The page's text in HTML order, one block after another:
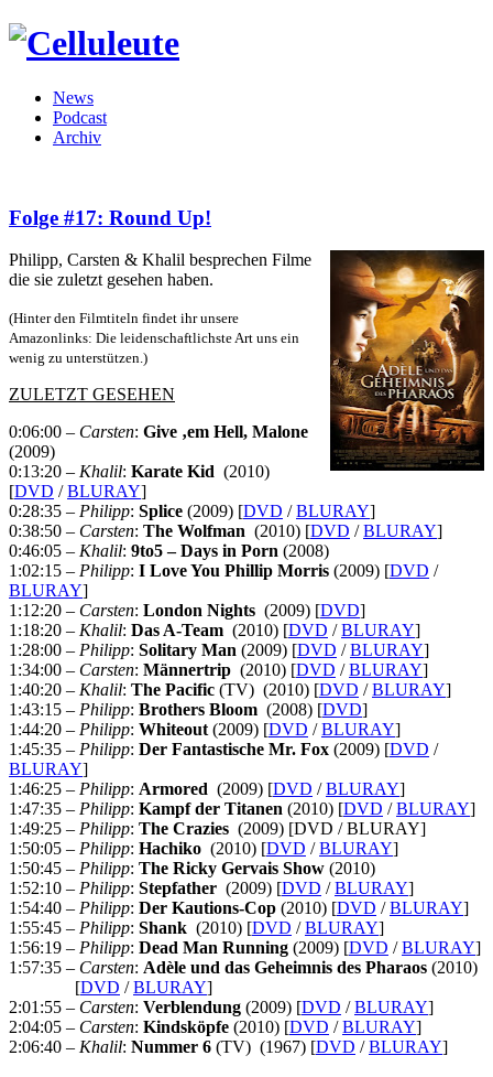
News
Podcast
Archiv
Folge #17: Round Up!
Philipp, Carsten & Khalil besprechen Filme
die sie zuletzt gesehen haben.
(Hinter den Filmtiteln findet ihr unsere
Amazonlinks: Die leidenschaftlichste Art uns ein
wenig zu unterstützen.)
ZULETZT GESEHEN
0:06:00 – Carsten: Give ‚em Hell, Malone
(2009)
0:13:20 – Khalil: Karate Kid (2010)
[DVD /BLURAY]
0:28:35 – Philipp: Splice (2009) [DVD /BLURAY]
0:38:50 – Carsten: The Wolfman (2010) [DVD /BLURAY]
0:46:05 – Khalil: 9to5 – Days in Porn (2008)
1:02:15 – Philipp: I Love You Phillip Morris (2009) [DVD /
BLURAY]
1:12:20 – Carsten: London Nights (2009) [DVD]
1:18:20 – Khalil: Das A-Team (2010) [DVD /BLURAY]
1:28:00 – Philipp: Solitary Man (2009) [DVD /BLURAY]
1:34:00 – Carsten: Männertrip (2010) [DVD /BLURAY]
1:40:20 – Khalil: The Pacific (TV) (2010) [DVD /BLURAY]
1:43:15 – Philipp: Brothers Bloom (2008) [DVD]
1:44:20 – Philipp: Whiteout (2009) [DVD /BLURAY]
1:45:35 – Philipp: Der Fantastische Mr. Fox (2009) [DVD /
BLURAY]
1:46:25 – Philipp: Armored (2009) [DVD /BLURAY]
1:47:35 – Philipp: Kampf der Titanen (2010) [DVD /BLURAY]
1:49:25 – Philipp: The Crazies (2009) [DVD / BLURAY]
1:50:05 – Philipp: Hachiko (2010) [DVD /BLURAY]
1:50:45 – Philipp: The Ricky Gervais Show (2010)
1:52:10 – Philipp: Stepfather (2009) [DVD /BLURAY]
1:54:40 – Philipp: Der Kautions-Cop (2010) [DVD /BLURAY]
1:55:45 – Philipp: Shank (2010) [DVD /BLURAY]
1:56:19 – Philipp: Dead Man Running (2009) [DVD /BLURAY]
1:57:35 – Carsten: Adèle und das Geheimnis des Pharaos (2010)
[DVD /BLURAY]
2:01:55 – Carsten: Verblendung (2009) [DVD /BLURAY]
2:04:05 – Carsten: Kindsköpfe (2010) [DVD /BLURAY]
2:06:40 – Khalil: Nummer 6 (TV) (1967) [DVD /BLURAY]